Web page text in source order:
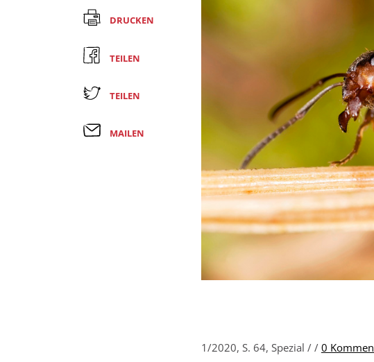
1/2020, S. 64, Spezial / / 0
DRUCKEN
TEILEN
TEILEN
MAILEN